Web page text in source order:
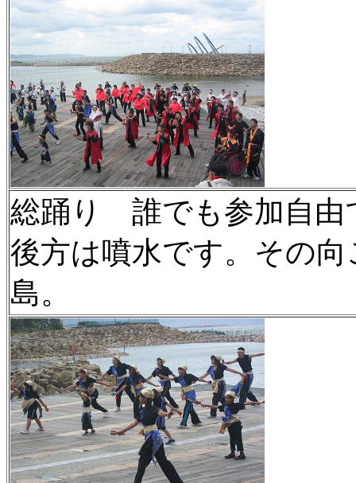
総踊り 誰でも参加自由
後方は噴水です。その
島。